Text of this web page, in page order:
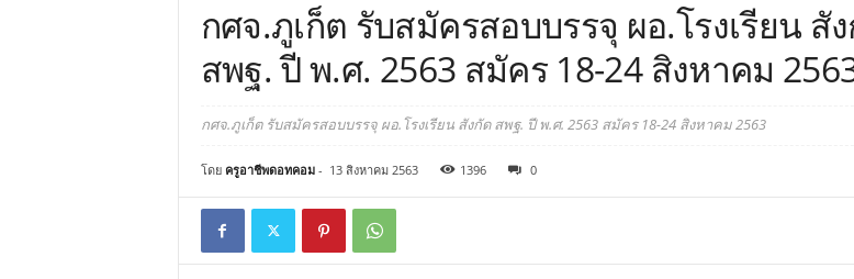
กศจ.ภูเก็ต รับสมัครสอบบรรจุ ผอ.โรงเรียน สั
สพฐ. ปี พ.ศ. 2563 สมัคร 18-24 สิงหาคม
กศจ.ภูเก็ต รับสมัครสอบบรรจุ ผอ.โรงเรียน สังกัด สพฐ. ปี พ.ศ. 2563 สมัคร 18-24 สิงหาคม 2563
โดย ครูอาชีพดอทคอม- 13 สิงหาคม 2563 1396 0